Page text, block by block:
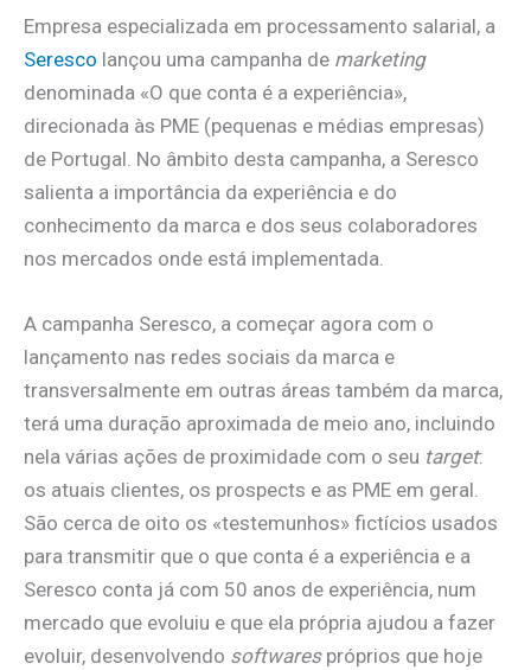
Empresa especializada em processamento salarial, a
Seresco lançou uma campanha de marketing
denominada «O que conta é a experiência»,
direcionada às PME (pequenas e médias empresas)
de Portugal. No âmbito desta campanha, a Seresco
salienta a importância da experiência e do
conhecimento da marca e dos seus colaboradores
nos mercados onde está implementada.
A campanha Seresco, a começar agora com o
lançamento nas redes sociais da marca e
transversalmente em outras áreas também da marca,
terá uma duração aproximada de meio ano, incluindo
nela várias ações de proximidade com o seu target:
os atuais clientes, os prospects e as PME em geral.
São cerca de oito os «testemunhos» fictícios usados
para transmitir que o que conta é a experiência e a
Seresco conta já com 50 anos de experiência, num
mercado que evoluiu e que ela própria ajudou a fazer
evoluir, desenvolvendo softwarespróprios que hoje